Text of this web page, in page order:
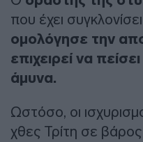
που έχει
ομολόγησε την
επιχειρεί να
άμυνα.
Ωστόσο, οι
χθες Τρίτη σε